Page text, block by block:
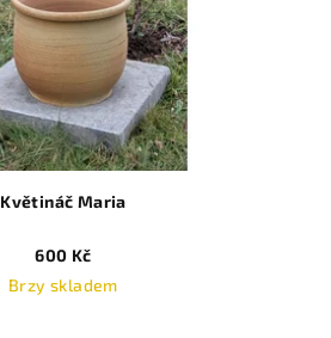
Květináč Maria
600 Kč
Brzy skladem